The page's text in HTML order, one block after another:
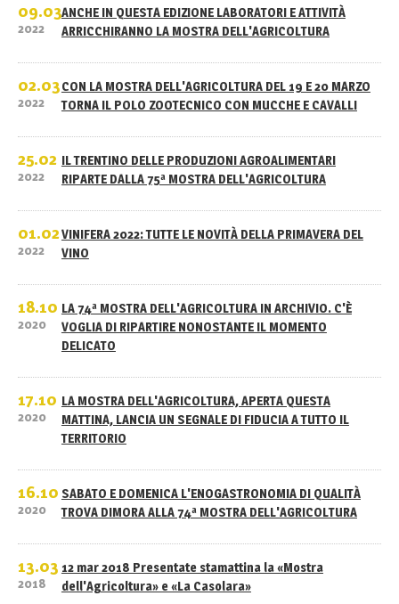
09.03
2022
ANCHE IN QUESTA EDIZIONE LABORATORI E ATTIVITÀ
ARRICCHIRANNO LA MOSTRA DELL'AGRICOLTURA
02.03
2022
CON LA MOSTRA DELL'AGRICOLTURA DEL 19 E 20 MARZO
TORNA IL POLO ZOOTECNICO CON MUCCHE E CAVALLI
25.02
2022
IL TRENTINO DELLE PRODUZIONI AGROALIMENTARI
RIPARTE DALLA 75ª MOSTRA DELL'AGRICOLTURA
01.02
2022
VINIFERA 2022: TUTTE LE NOVITÀ DELLA PRIMAVERA DEL
VINO
18.10
2020
LA 74ª MOSTRA DELL'AGRICOLTURA IN ARCHIVIO. C'È
VOGLIA DI RIPARTIRE NONOSTANTE IL MOMENTO
DELICATO
17.10
2020
LA MOSTRA DELL'AGRICOLTURA, APERTA QUESTA
MATTINA, LANCIA UN SEGNALE DI FIDUCIA A TUTTO IL
TERRITORIO
16.10
2020
SABATO E DOMENICA L'ENOGASTRONOMIA DI QUALITÀ
TROVA DIMORA ALLA 74ª MOSTRA DELL'AGRICOLTURA
13.03
2018
12 mar 2018 Presentate stamattina la «Mostra
dell'Agricoltura» e «La Casolara»